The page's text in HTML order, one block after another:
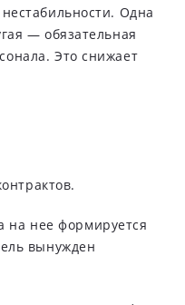
Одна
— обязательная
Это снижает
на нее формируется
вынужден